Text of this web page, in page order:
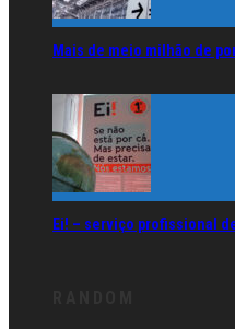
Mais de meio milhão de
Ei! – serviço profissional